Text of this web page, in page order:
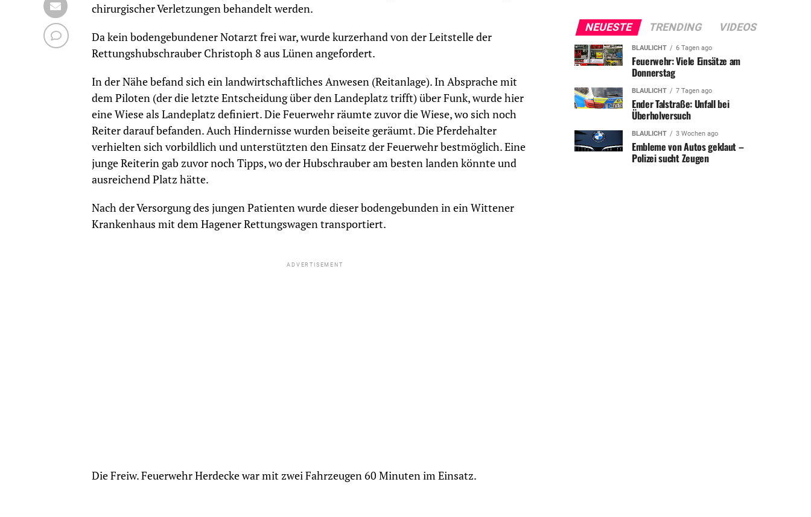
chirurgischer Verletzungen behandelt werden.
Da kein bodengebundener Notarzt frei war, wurde kurzerhand von der Leitstelle der
Rettungshubschrauber Christoph 8 aus Lünen angefordert.
In der Nähe befand sich ein landwirtschaftliches Anwesen (Reitanlage). In Absprache mit
dem Piloten (der die letzte Entscheidung über den Landeplatz trifft) über Funk, wurde hier
eine Wiese als Landeplatz definiert. Die Feuerwehr räumte zuvor die Wiese, wo sich noch
Reiter darauf befanden. Auch Hindernisse wurden beiseite geräumt. Die Pferdehalter
verhielten sich vorbildlich und unterstützten den Einsatz der Feuerwehr bestmöglich. Eine
junge Reiterin gab zuvor noch Tipps, wo der Hubschrauber am besten landen könnte und
ausreichend Platz hätte.
Nach der Versorgung des jungen Patienten wurde dieser bodengebunden in ein Wittener
Krankenhaus mit dem Hagener Rettungswagen transportiert.
ADVERTISEMENT
Die Freiw. Feuerwehr Herdecke war mit zwei Fahrzeugen 60 Minuten im Einsatz.
NEUESTE TRENDING VIDEOS
BLAULICHT 6 Tagen ago
Feuerwehr: Viele Einsätze am
Donnerstag
BLAULICHT 7 Tagen ago
Ender Talstraße: Unfall bei
Überholversuch
BLAULICHT 3 Wochen ago
Embleme von Autos geklaut –
Polizei sucht Zeugen